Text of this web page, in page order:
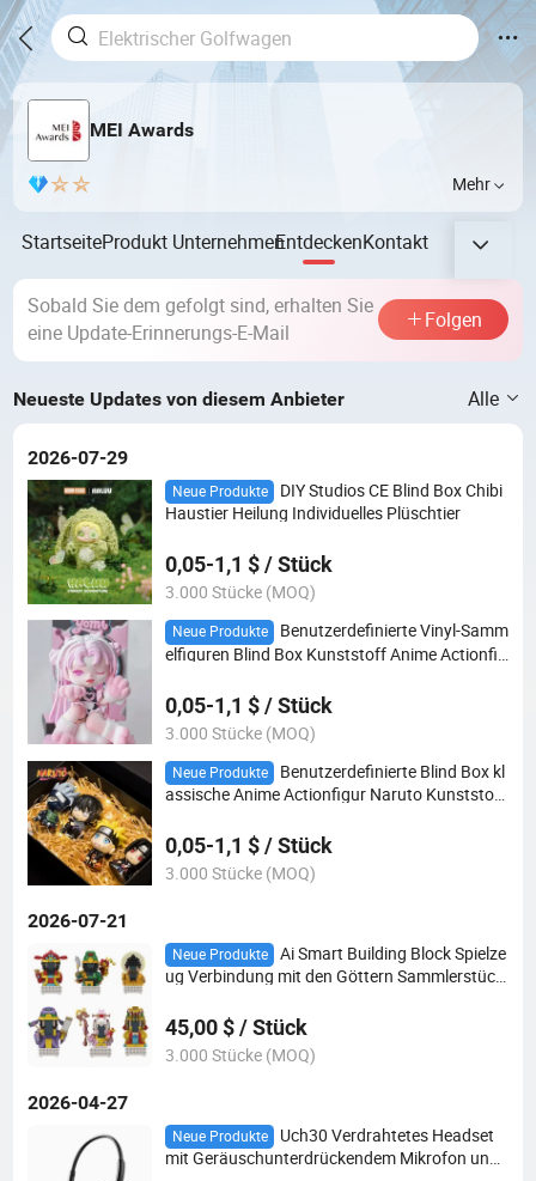
MEI Awards
Mehr
StartseiteProdukt UnternehmenEntdeckenKontakt
Sobald Sie dem gefolgt sind, erhalten Sie
eine Update-Erinnerungs-E-Mail
Folgen
Neueste Updates von diesem Anbieter Alle
2026-07-29
Neue Produkte
DIY Studios CE Blind Box Chibi
Haustier Heilung Individuelles Plüschtier
0,05-1,1 $ / Stück
3.000 Stücke (MOQ)
Neue Produkte
Benutzerdefinierte Vinyl-Samm
elfiguren Blind Box Kunststoff Anime Actionfig
0,05-1,1 $ / Stück
3.000 Stücke (MOQ)
Neue Produkte
Benutzerdefinierte Blind Box kl
assische Anime Actionfigur Naruto Kunststoff
0,05-1,1 $ / Stück
3.000 Stücke (MOQ)
2026-07-21
Neue Produkte
Ai Smart Building Block Spielze
ug Verbindung mit den Göttern Sammlerstück
45,00 $ / Stück
3.000 Stücke (MOQ)
2026-04-27
Neue Produkte
Uch30 Verdrahtetes Headset
mit Geräuschunterdrückendem Mikrofon und I